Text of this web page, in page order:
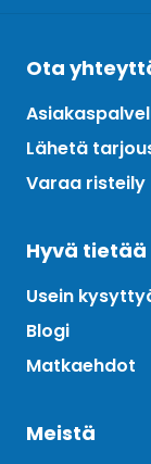
Ota
Lähetä
Varaa risteily
Hyvä tietää
Usein
Blogi
Matkaehdot
Meistä